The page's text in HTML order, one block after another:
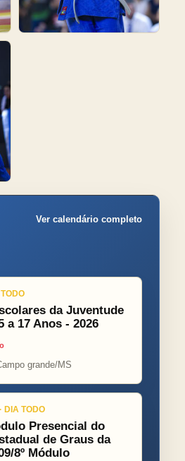
Ver calendário completo
da Juventude
a 17 Anos - 2026
grande/MS
DIA TODO
Presencial do
de Graus da
8º Módulo